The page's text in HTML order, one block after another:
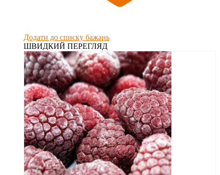
Додати до списку бажань
ШВИДКИЙ ПЕРЕГЛЯД